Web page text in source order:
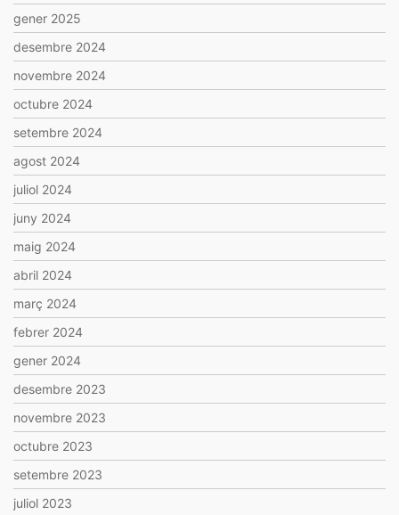
gener 2025
desembre 2024
novembre 2024
octubre 2024
setembre 2024
agost 2024
juliol 2024
juny 2024
maig 2024
abril 2024
març 2024
febrer 2024
gener 2024
desembre 2023
novembre 2023
octubre 2023
setembre 2023
juliol 2023